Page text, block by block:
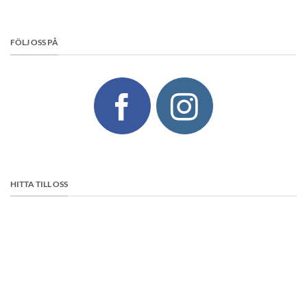
FÖLJ OSS PÅ
HITTA TILL OSS